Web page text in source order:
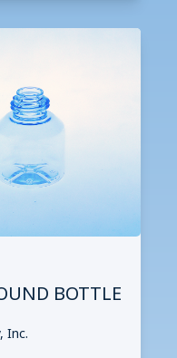
BOTTLE
Inc.